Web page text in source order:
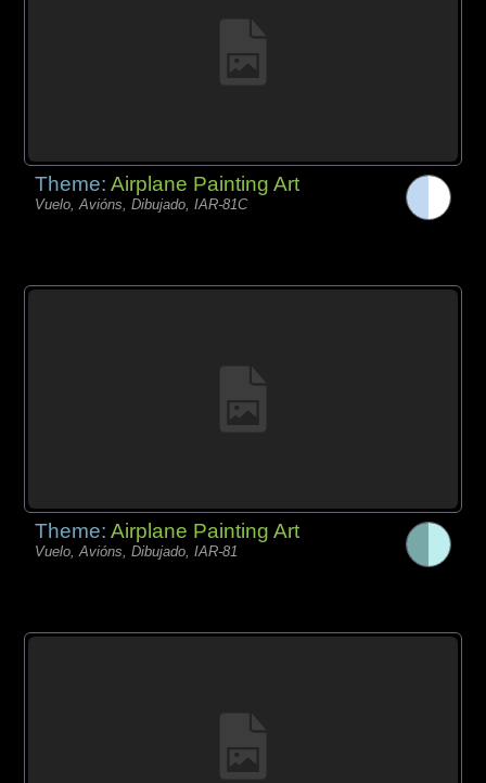
Theme:Airplane Painting Art
Vuelo, Avións, Dibujado, IAR-81C
Theme:Airplane Painting Art
Vuelo, Avións, Dibujado, IAR-81